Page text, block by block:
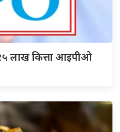
लाख कित्ता आइपीओ